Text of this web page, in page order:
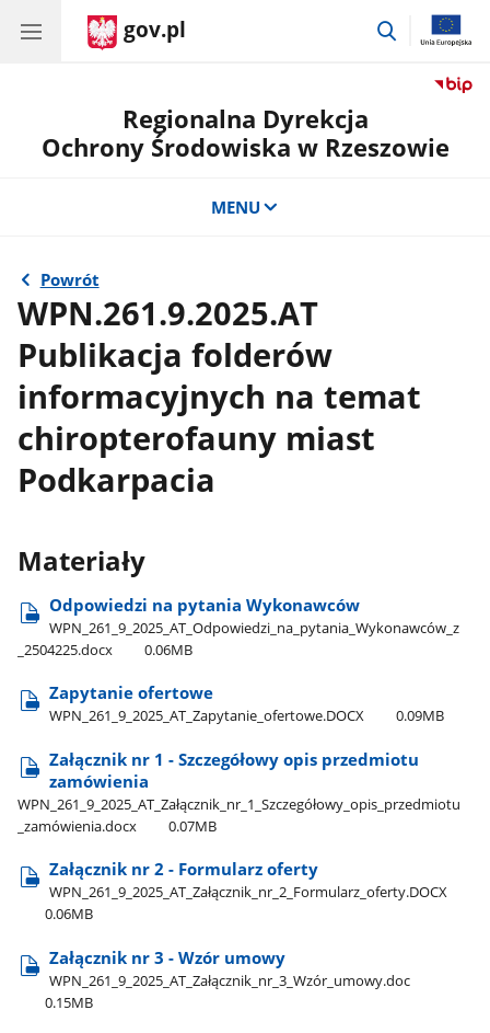
gov.pl
przejdź
Regionalna Dyrekcja
Ochrony Środowiska w Rzeszowie
MENU
Powrót
WPN.261.9.2025.AT
Publikacja folderów
informacyjnych na temat
chiropterofauny miast
Podkarpacia
Materiały
Odpowiedzi na pytania Wykonawców
WPN​_261​_9​_2025​_AT​_Odpowiedzi​_na​_pytania​_Wykonawców​_z​
_2504225.docx
0.06MB
Zapytanie ofertowe
WPN​_261​_9​_2025​_AT​_Zapytanie​_ofertowe.DOCX 0.09MB
Załącznik nr 1 - Szczegółowy opis przedmiotu
zamówienia
WPN​_261​_9​_2025​_AT​_Załącznik​_nr​_1​_Szczegółowy​_opis​_przedmiotu​
_zamówienia.docx
0.07MB
Załącznik nr 2 - Formularz oferty
WPN​_261​_9​_2025​_AT​_Załącznik​_nr​_2​_Formularz​_oferty.DOCX
0.06MB
Załącznik nr 3 - Wzór umowy
WPN​_261​_9​_2025​_AT​_Załącznik​_nr​_3​_Wzór​_umowy.doc
0.15MB